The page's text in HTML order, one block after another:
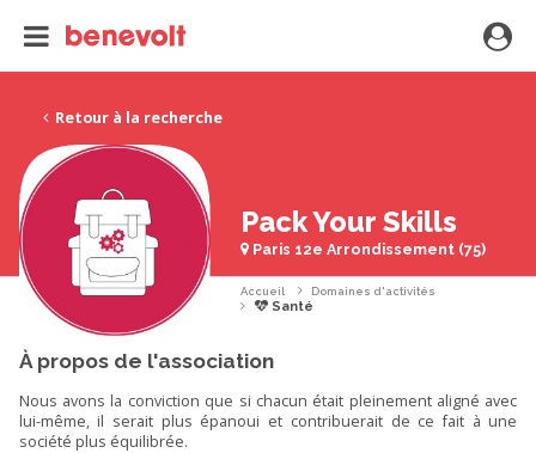
Retour à la recherche
Pack Your Skills
Paris 12e Arrondissement (75)
Accueil Domaines d'activités
Santé
À propos de l'association
Nous avons la conviction que si chacun était pleinement aligné avec
lui-même, il serait plus épanoui et contribuerait de ce fait à une
société plus équilibrée.